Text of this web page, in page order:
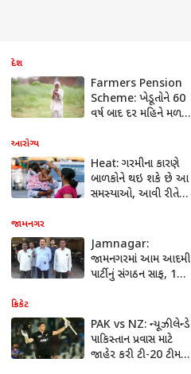
દેશ
Farmers Pension
Scheme: ખેડૂતોને 60
વર્ષ બાદ દર મહિને મળશે
સરકારી યોજના
આરોગ્ય
Heat: ગરમીના કારણે
બાળકોને થઇ શકે છે આ
સમસ્યાઓ, આવી રીતે
જામનગર
Jamnagar:
જામનગરમાં આમ આદમી
પાર્ટીનું સંગઠન સાફ, 12
ક્રિકેટ
PAK vs NZ: ન્યૂઝીલેન્ડે
પાકિસ્તાન પ્રવાસ માટે
જાહેર કરી ટી-20 ટીમ,